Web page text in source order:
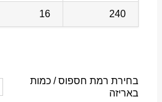
240
16
בחירת רמת חספוס / כמות
באריזה